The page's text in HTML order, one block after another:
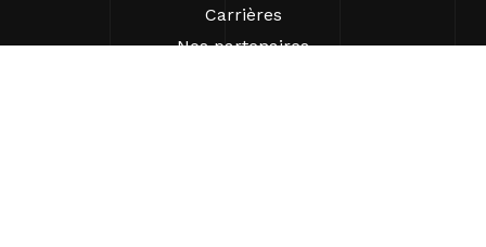
Carrières
Nos partenaires